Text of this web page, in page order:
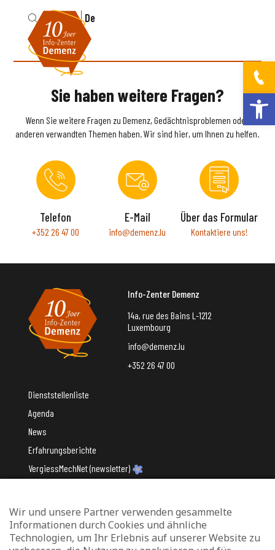
Fr De
Sie haben weitere Fragen?
Wenn Sie weitere Fragen zu Demenz, Gedächtnisproblemen oder
anderen verwandten Themen haben. Wir sind hier, um Ihnen zu helfen.
Telefon
+352 26 47 00
E-Mail
info@demenz.lu
Über das Formular
Kontaktiere uns!
Info-Zenter Demenz
14a, rue des Bains L-1212
Luxembourg
info@demenz.lu
+352 26 47 00
Dienststellenliste
Agenda
News
Erfahrungsberichte
VergiessMechNet (newsletter)
Mit Unterstützung des
Wir und unsere Partner verwenden gesammelte
Informationen durch Cookies und ähnliche
Technologien, um Ihr Erlebnis auf unserer Website zu